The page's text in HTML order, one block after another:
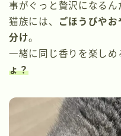
事がぐっと贅沢になるん
猫族には、
ごほうびや
分け。
一緒に同じ香りを楽しめ
ょ？